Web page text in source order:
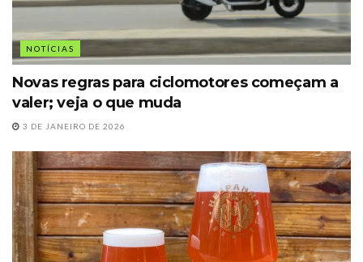
NOTÍCIAS
Novas regras para ciclomotores começam a
valer; veja o que muda
3 DE JANEIRO DE 2026